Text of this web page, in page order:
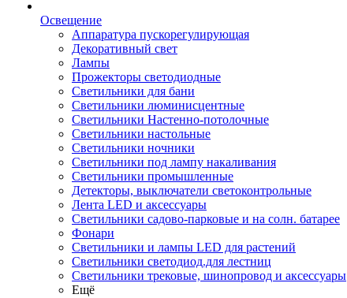
Освещение
Аппаратура пускорегулирующая
Декоративный свет
Лампы
Прожекторы светодиодные
Светильники для бани
Светильники люминисцентные
Светильники Настенно-потолочные
Светильники настольные
Светильники ночники
Светильники под лампу накаливания
Светильники промышленные
Детекторы, выключатели светоконтрольные
Лента LED и аксессуары
Светильники садово-парковые и на солн. батарее
Фонари
Светильники и лампы LED для растений
Светильники светодиод.для лестниц
Светильники трековые, шинопровод и аксессуары
Ещё